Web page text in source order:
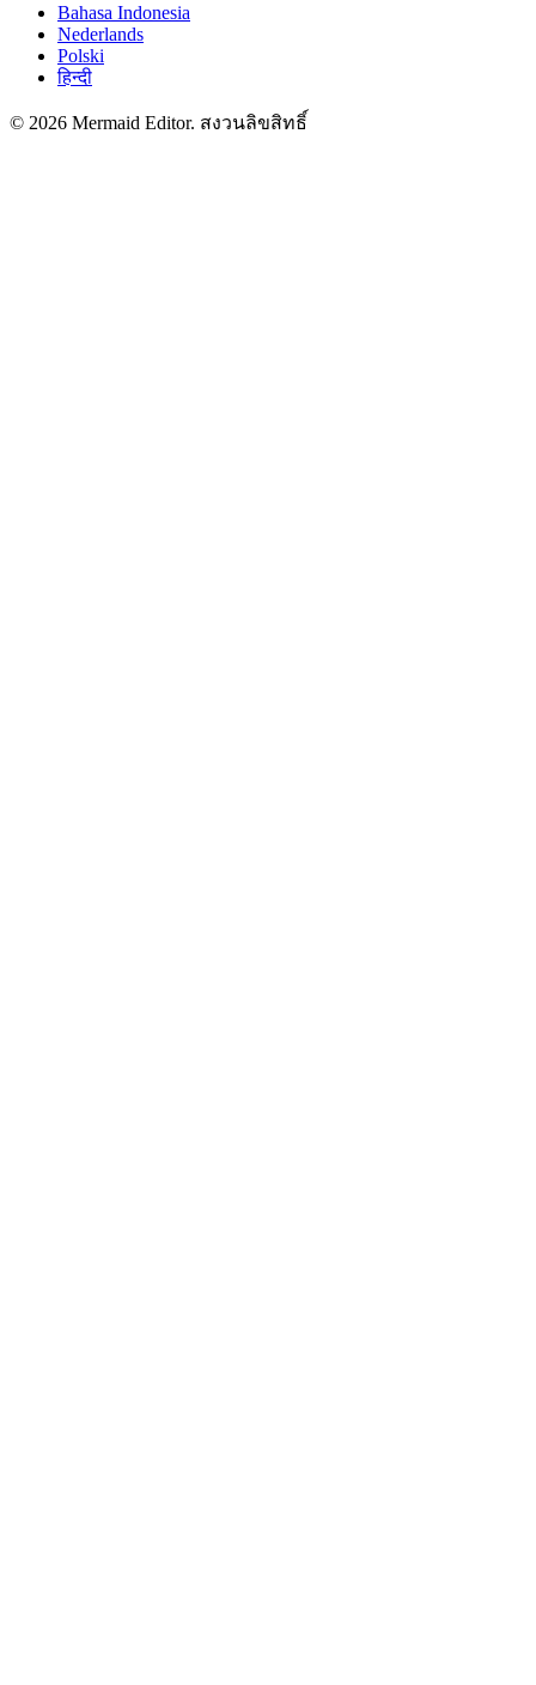
Bahasa Indonesia
Nederlands
Polski
हिन्दी
© 2026 Mermaid Editor. สงวนลิขสิทธิ์